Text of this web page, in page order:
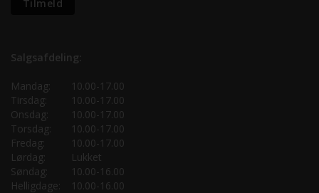
Salgsafdeling:
Mandag:
10.00-17.00
Tirsdag:
10.00-17.00
Onsdag:
10.00-17.00
Torsdag:
10.00-17.00
Fredag:
10.00-17.00
Lørdag:
Lukket
Søndag:
10.00-16.00
Helligdage:
10.00-16.00